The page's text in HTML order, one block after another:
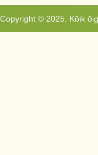
Copyright © 2025. Kõik